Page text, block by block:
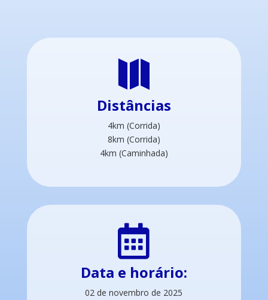

Distâncias
4km (Corrida)
8km (Corrida)
4km (Caminhada)

Data e horário:
02 de novembro de 2025